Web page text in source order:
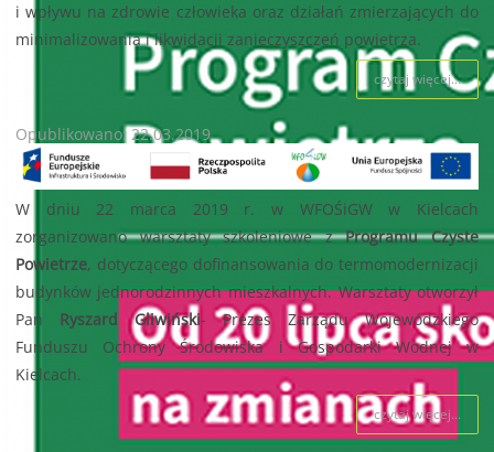
i wpływu na zdrowie człowieka oraz działań zmierzających do
minimalizowania i likwidacji zanieczyszczeń powietrza.
czytaj więcej...
Opublikowano: 22.03.2019
W dniu 22 marca 2019 r. w WFOŚiGW w Kielcach
zorganizowano warsztaty szkoleniowe zProgramu Czyste
Powietrze, dotyczącego dofinansowania do termomodernizacji
budynków jednorodzinnych mieszkalnych. Warsztaty otworzył
Pan Ryszard Gliwiński- Prezes Zarządu Wojewódzkiego
Funduszu Ochrony Środowiska i Gospodarki Wodnej w
Kielcach.
czytaj więcej...